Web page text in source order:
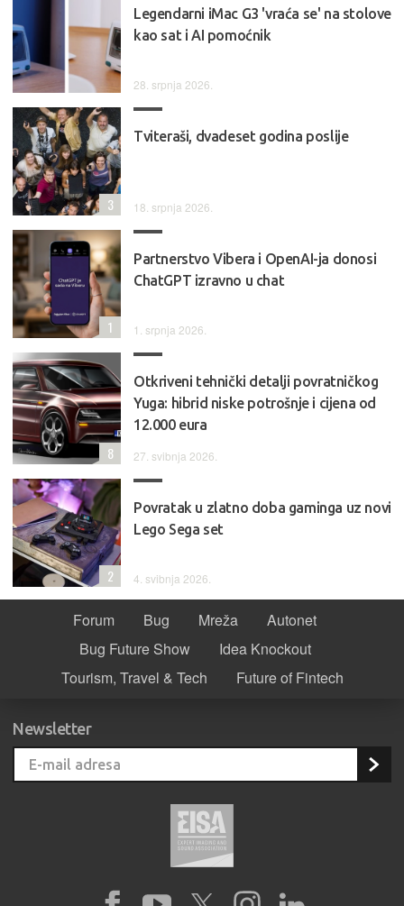
Legendarni iMac G3 'vraća se' na stolove
kao sat i AI pomoćnik
28. srpnja 2026.
Tviteraši, dvadeset godina poslije
18. srpnja 2026.
3
Partnerstvo Vibera i OpenAI-ja donosi
ChatGPT izravno u chat
1. srpnja 2026.
1
Otkriveni tehnički detalji povratničkog
Yuga: hibrid niske potrošnje i cijena od
12.000 eura
27. svibnja 2026.
8
Povratak u zlatno doba gaminga uz novi
Lego Sega set
4. svibnja 2026.
2
Forum Bug Mreža
Autonet
Bug Future Show
Idea Knockout
Tourism, Travel & Tech
Future of Fintech
Newsletter